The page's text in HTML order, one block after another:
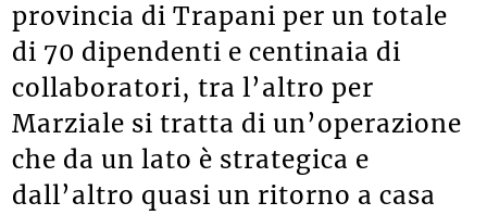
provincia di Trapani per un totale
di 70 dipendenti e centinaia di
collaboratori, tra l’altro per
Marziale si tratta di un’operazione
che da un lato è strategica e
dall’altro quasi un ritorno a casa